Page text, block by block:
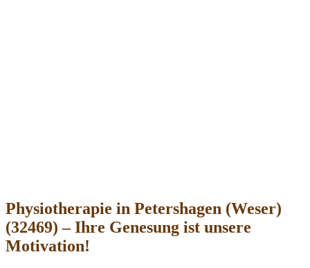
Physiotherapie in Petershagen (Weser)
(32469) – Ihre Genesung ist unsere
Motivation!